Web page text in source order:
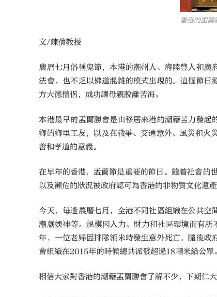
香港的盂蘭
文/陳蒨教授
農曆七月俗稱鬼節，本港的潮州人、海陸豐人和
法會，也不乏以佛道混雜的模式出現的。這個節
方大德僧侶，成功讓母親脫離苦海。
本港最早的盂蘭勝會是由移居來港的潮籍苦力發
鄉的鄉里工友，以及在戰爭、交通意外、風災和火
善和孝道的意義。
在早年的香港，盂蘭節是重要的節日。隨着社會的
以及瀕危的狀況被政府認可為香港的非物質文化遺
今天，每逢農曆七月，全港不同社區組織在公共
潮劇娛神等。規模因人力、財力和社區環境而有
年，一位老婦因排隊領米時發生意外死亡，隨後
會組織在2015年的時候總共派發超過18噸米給公眾
相信大家對香港的潮籍盂蘭勝會了解不少，下期仁